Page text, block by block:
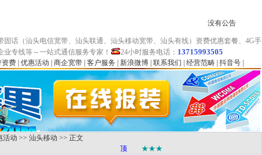
没有公告
固话 （汕头电信宽带、汕头联通、汕头移动宽带、汕头有线）资费优惠套餐、4G手
专线等～一站式通信服务专家！
24小时服务电话： 13715993505
资费 优惠活动 商企宽带 客户服务 新浪微博 联系我们 经营范畴 抖音号
活动 >> 汕头移动 >> 正文
顶 ★★★